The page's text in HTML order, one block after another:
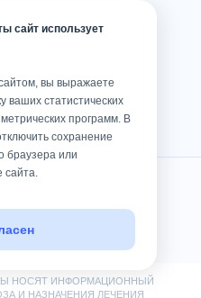
права защищены
НОСЯТ ИНФОРМАЦИОННЫЙ
И НАЗНАЧЕНИЯ ЛЕЧЕНИЯ
сайт использует
вы выражаете
ваших статистических
программ. В
сохранение
браузера или
сайта.